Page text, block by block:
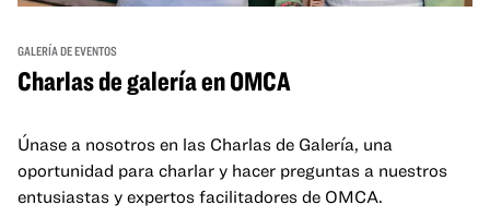
GALERÍA DE EVENTOS
Charlas de galería en OMCA
Únase a nosotros en las Charlas de Galería, una
oportunidad para charlar y hacer preguntas a nuestros
entusiastas y expertos facilitadores de OMCA.